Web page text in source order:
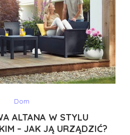
Dom
ALTANA W STYLU
– JAK JĄ URZĄDZIĆ?